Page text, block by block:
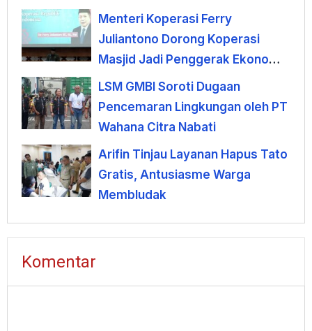
Menteri Koperasi Ferry
Juliantono Dorong Koperasi
Masjid Jadi Penggerak Ekonomi
Umat
LSM GMBI Soroti Dugaan
Pencemaran Lingkungan oleh PT
Wahana Citra Nabati
Arifin Tinjau Layanan Hapus Tato
Gratis, Antusiasme Warga
Membludak
Komentar